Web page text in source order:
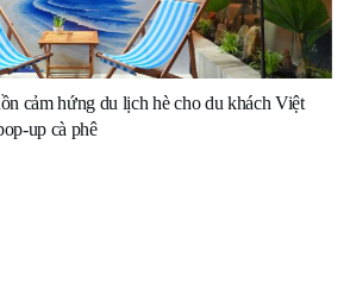
cảm hứng du lịch hè cho du khách Việt
up cà phê